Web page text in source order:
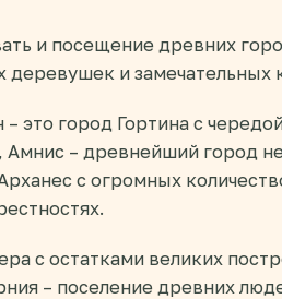
и посещение древних
деревушек и замечательных
это город Гортина с
Амнис – древнейший город
с огромных
с остатками великих
– поселение древних